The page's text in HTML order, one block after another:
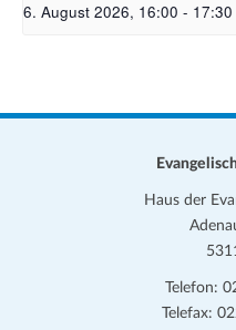
6. August 2026, 16:00 - 17:30
Haus der
Telefon:
Telefax: